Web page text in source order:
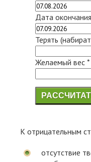
Дата окончания
Терять
Желаемый вес *
К отрицательным
отсутствие